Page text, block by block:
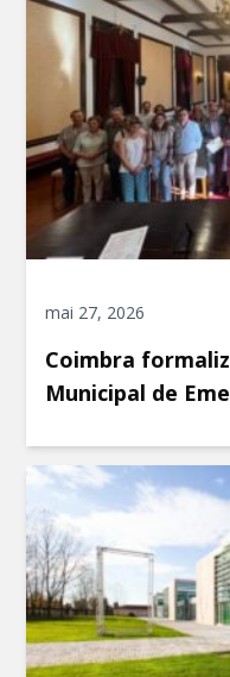
mai 27, 2026
Coimbra
Municipal de